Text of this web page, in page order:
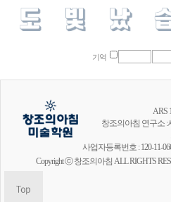
기억
ARS
창조의아침 연구소 :
사업자등록번호 : 120-11-
Copyright ⓒ 창조의아침 ALL RIGHTS